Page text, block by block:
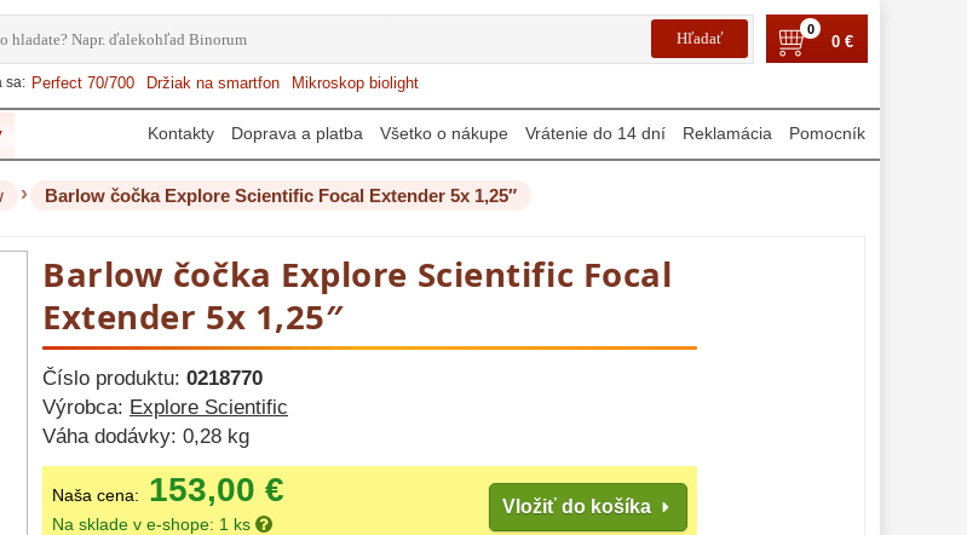
0
0 €
sa: Perfect 70/700 Držiak na smartfon Mikroskop biolight
Kontakty Doprava a platba Všetko o nákupe Vrátenie do 14 dní Reklamácia Pomocník
› Barlow čočka Explore Scientific Focal Extender 5x 1,25″
Barlow čočka Explore Scientific Focal
Extender 5x 1,25″
Číslo produktu: 0218770
Výrobca: Explore Scientific
Váha dodávky: 0,28 kg
Naša cena: 153,00 €
Na sklade v e-shope: 1 ks
Vložiť do košíka